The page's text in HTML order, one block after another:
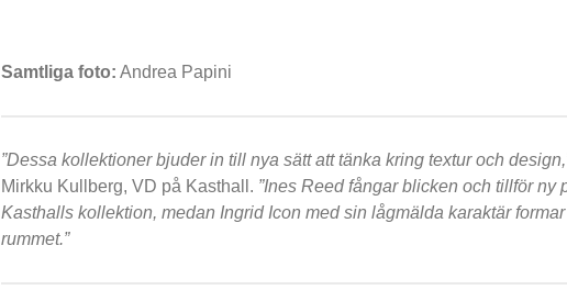
Samtliga foto: Andrea Papini
”Dessa kollektioner bjuder in till nya sätt att tänka kring textur och
Mirkku Kullberg, VD på Kasthall. ”Ines Reed fångar blicken och tillför ny
Kasthalls kollektion, medan Ingrid Icon med sin lågmälda karaktär formar
rummet.”